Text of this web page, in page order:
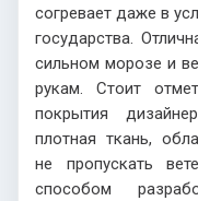
согревает даже в
государства.
сильном морозе и
рукам. Стоит
покрытия
плотная ткань,
не пропускать
способом